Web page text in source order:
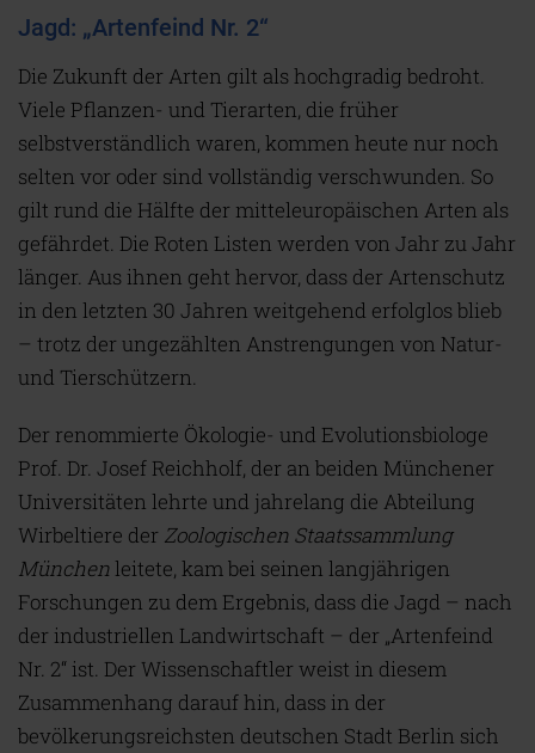
Jagd: „Artenfeind Nr. 2“
Die Zukunft der Arten gilt als hochgradig bedroht.
Viele Pflanzen- und Tierarten, die früher
selbstverständlich waren, kommen heute nur noch
selten vor oder sind vollständig verschwunden. So
gilt rund die Hälfte der mitteleuropäischen Arten als
gefährdet. Die Roten Listen werden von Jahr zu Jahr
länger. Aus ihnen geht hervor, dass der Artenschutz
in den letzten 30 Jahren weitgehend erfolglos blieb
– trotz der ungezählten Anstrengungen von Natur-
und Tierschützern.
Der renommierte Ökologie- und Evolutionsbiologe
Prof. Dr. Josef Reichholf, der an beiden Münchener
Universitäten lehrte und jahrelang die Abteilung
Wirbeltiere der Zoologischen Staatssammlung
München leitete, kam bei seinen langjährigen
Forschungen zu dem Ergebnis, dass die Jagd – nach
der industriellen Landwirtschaft – der „Artenfeind
Nr. 2“ ist. Der Wissenschaftler weist in diesem
Zusammenhang darauf hin, dass in der
bevölkerungsreichsten deutschen Stadt Berlin sich